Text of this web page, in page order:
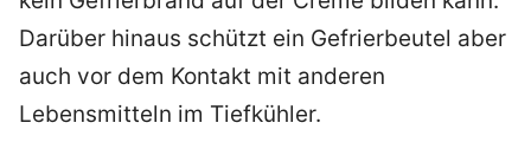
Darüber hinaus schützt ein Gefrierbeutel aber
auch vor dem Kontakt mit anderen
Lebensmitteln im Tiefkühler.